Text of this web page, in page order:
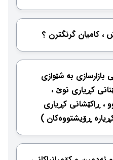
، كامیان گرنگترن ؟
بە شێوازی
كڕیاری نوێ ،
، ڕاكێشانی كڕیاری
ڕۆیشتووەكان )